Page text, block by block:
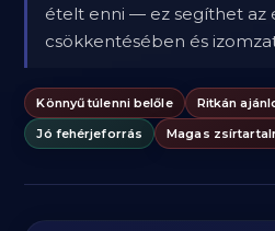
ételt enni — ez segíthet az
csökkentésében és
Könnyű túlenni belőle
Ritkán
Jó fehérjeforrás
Magas